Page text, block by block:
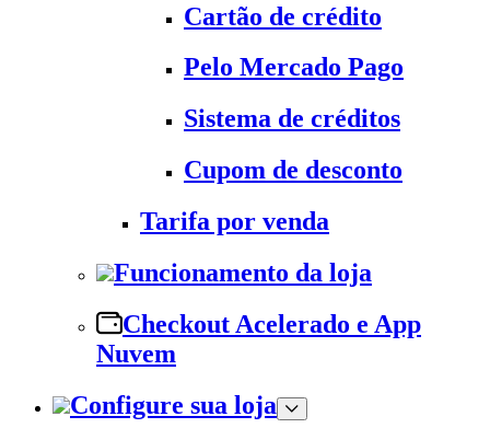
Cartão de crédito
Pelo Mercado Pago
Sistema de créditos
Cupom de desconto
Tarifa por venda
Funcionamento da loja
Checkout Acelerado e App
Nuvem
Configure sua loja